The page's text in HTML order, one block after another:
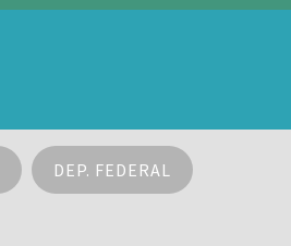
DEP. FEDERAL